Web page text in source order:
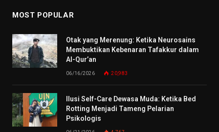
MOST POPULAR
Otak yang Merenung: Ketika Neurosains
Membuktikan Kebenaran Tafakkur dalam
Al-Qur’an
06/16/2026 20,983
Ilusi Self-Care Dewasa Muda: Ketika Bed
Rotting Menjadi Tameng Pelarian
Psikologis